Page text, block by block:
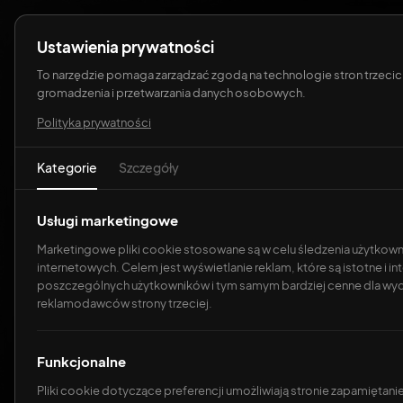
Ustawienia prywatności
To narzędzie pomaga zarządzać zgodą na technologie stron
gromadzenia i przetwarzania danych osobowych.
Polityka prywatności
Kategorie Szczegóły
Usługi marketingowe
Marketingowe pliki cookie stosowane są w celu śledzenia
internetowych. Celem jest wyświetlanie reklam, które są istotne i
poszczególnych użytkowników i tym samym bardziej cenne dla
reklamodawców strony trzeciej.
Funkcjonalne
Pliki cookie dotyczące preferencji umożliwiają stronie
Aplikacje
Tworzymy szybkie,
zwiększają efektywność